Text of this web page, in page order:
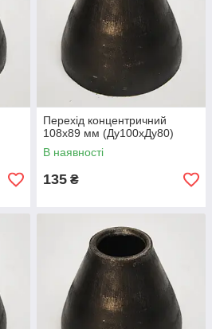
Перехід концентричний
108х89 мм (Ду100хДу80)
В наявності
135 ₴